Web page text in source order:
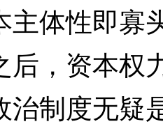
体性即寡
后，资本权
治制度无疑